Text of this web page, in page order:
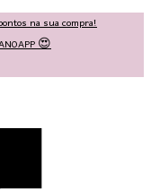
na sua compra!
😍